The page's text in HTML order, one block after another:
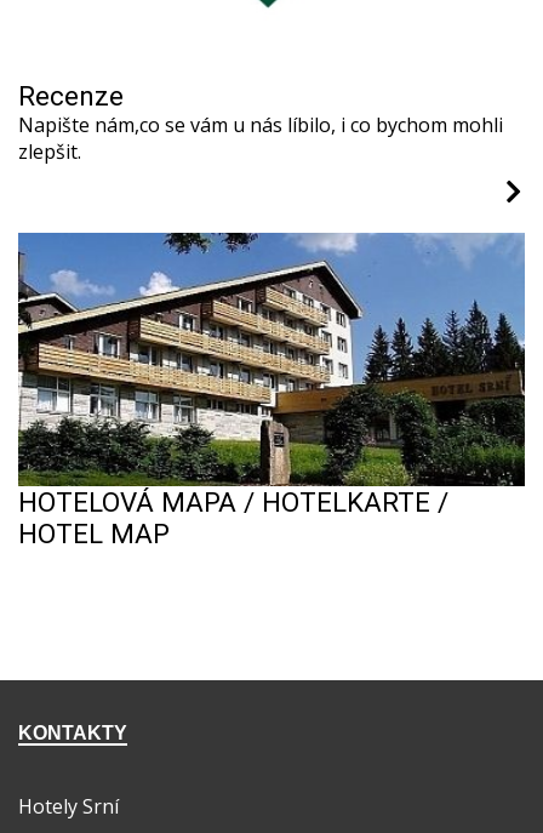
Recenze
Napište nám,co se vám u nás líbilo, i co bychom mohli
zlepšit.
HOTELOVÁ MAPA / HOTELKARTE /
HOTEL MAP
KONTAKTY
Hotely Srní